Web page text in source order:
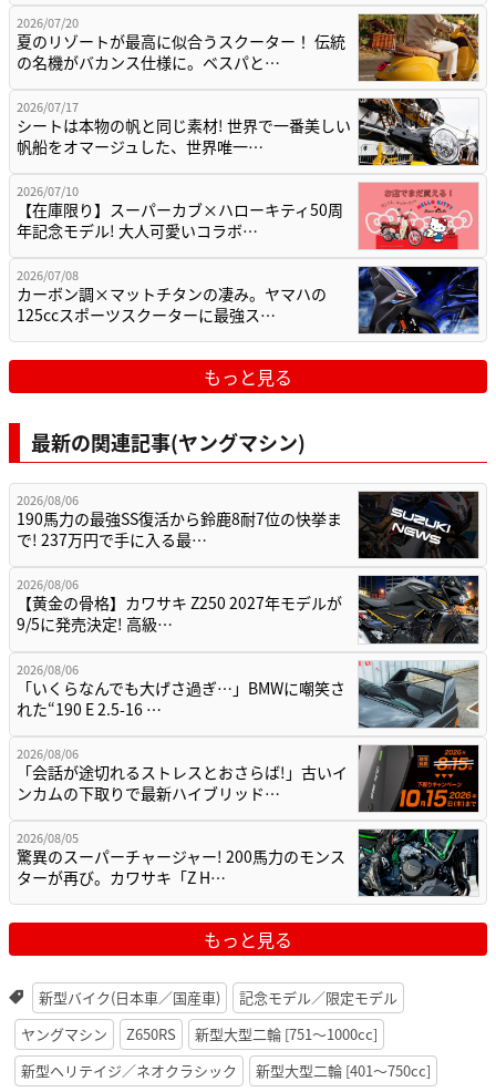
2026/07/20
夏のリゾートが最高に似合うスクーター！ 伝統
の名機がバカンス仕様に。ベスパと…
2026/07/17
シートは本物の帆と同じ素材! 世界で一番美しい
帆船をオマージュした、世界唯一…
2026/07/10
【在庫限り】スーパーカブ×ハローキティ50周
年記念モデル! 大人可愛いコラボ…
2026/07/08
カーボン調×マットチタンの凄み。ヤマハの
125ccスポーツスクーターに最強ス…
もっと見る
最新の関連記事(ヤングマシン)
2026/08/06
190馬力の最強SS復活から鈴鹿8耐7位の快挙ま
で! 237万円で手に入る最…
2026/08/06
【黄金の骨格】カワサキ Z250 2027年モデルが
9/5に発売決定! 高級…
2026/08/06
「いくらなんでも大げさ過ぎ…」BMWに嘲笑さ
れた“190 E 2.5-16 …
2026/08/06
「会話が途切れるストレスとおさらば!」古いイ
ンカムの下取りで最新ハイブリッド…
2026/08/05
驚異のスーパーチャージャー! 200馬力のモンス
ターが再び。カワサキ「Z H…
もっと見る
新型バイク(日本車／国産車)
記念モデル／限定モデル
ヤングマシン
Z650RS
新型大型二輪 [751〜1000cc]
新型ヘリテイジ／ネオクラシック
新型大型二輪 [401〜750cc]